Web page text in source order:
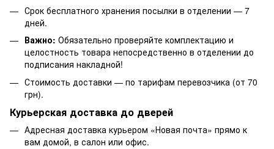
Срок бесплатного хранения посылки в отделении — 7
дней.
Важно: Обязательно проверяйте комплектацию и
целостность товара непосредственно в отделении до
подписания накладной!
Стоимость доставки — по тарифам перевозчика (от 70
грн).
Курьерская доставка до дверей
Адресная доставка курьером «Новая почта» прямо к
вам домой, в салон или офис.